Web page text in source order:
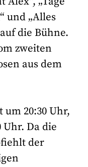
und „Alles
die Bühne.
zweiten
aus dem
20:30 Uhr,
Uhr. Da die
der